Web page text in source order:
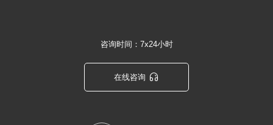
咨询时间：7x24小时
在线咨询 